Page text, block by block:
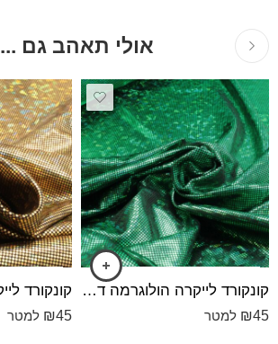
אולי תאהב גם ...
קונקורד לייקרה הולוגרמה דק הולוגרמה ירוק
₪45 למטר ₪45 למטר